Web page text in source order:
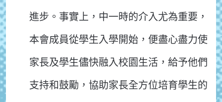
進步。事實上，中一時的介入尤為重要，
本會成員從學生入學開始，便盡心盡力使
家長及學生儘快融入校園生活，給予他們
支持和鼓勵，協助家長全方位培育學生的